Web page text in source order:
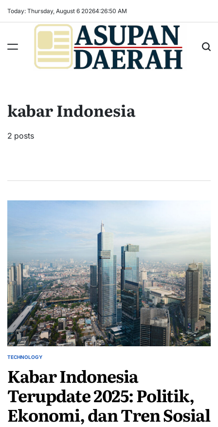
Today: Thursday, August 6 20264:26:51 AM
untuk
Sekitarnya
kabar Indonesia
2 posts
POSTED
TECHNOLOGY
Kabar Indonesia
Terupdate 2025: Politik,
Ekonomi, dan Tren Sosial